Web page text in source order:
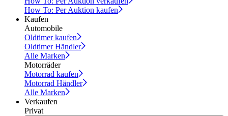
How To: Per Auktion kaufen
Kaufen
Automobile
Oldtimer kaufen
Oldtimer Händler
Alle Marken
Motorräder
Motorrad kaufen
Motorrad Händler
Alle Marken
Verkaufen
Privat